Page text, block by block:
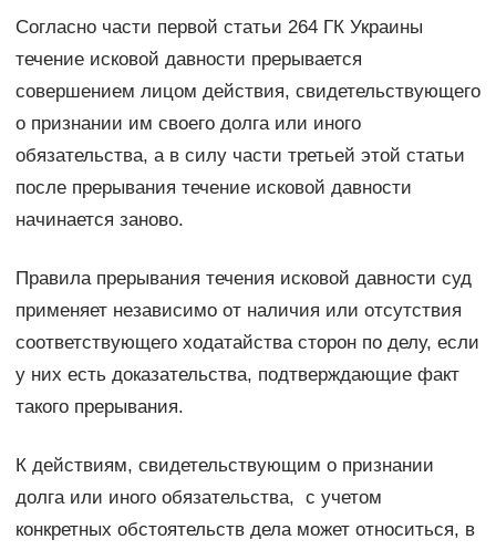
Согласно части первой статьи 264 ГК Украины
течение исковой давности прерывается
совершением лицом действия, свидетельствующего
о признании им своего долга или иного
обязательства, а в силу части третьей этой статьи
после прерывания течение исковой давности
начинается заново.
Правила прерывания течения исковой давности суд
применяет независимо от наличия или отсутствия
соответствующего ходатайства сторон по делу, если
у них есть доказательства, подтверждающие факт
такого прерывания.
К действиям, свидетельствующим о признании
долга или иного обязательства, с учетом
конкретных обстоятельств дела может относиться, в